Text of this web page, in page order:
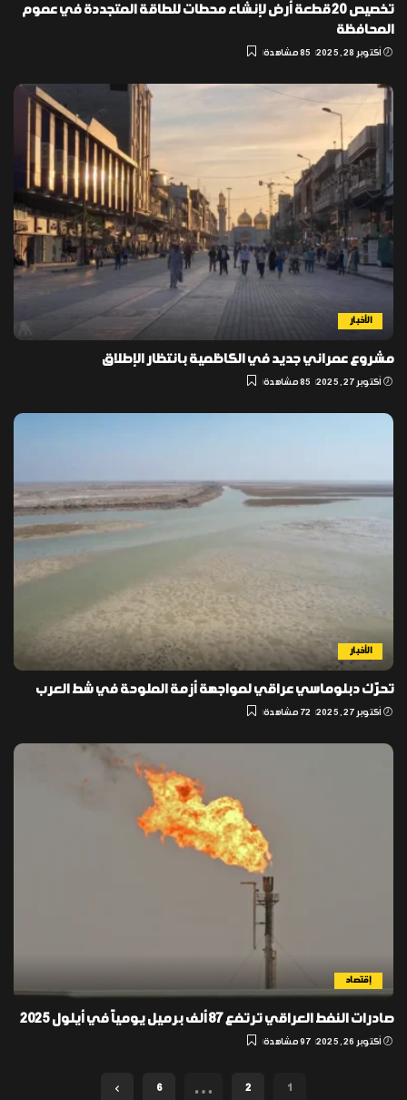
تخصيص 20 قطعة أرض لإنشاء محطات للطاقة المتجددة في عموم
المحافظة
أكتوبر 28, 2025 85 مشاهدة
الأخبار
مشروع عمراني جديد في الكاظمية بانتظار الإطلاق
أكتوبر 27, 2025 85 مشاهدة
الأخبار
تحرّك دبلوماسي عراقي لمواجهة أزمة الملوحة في شط العرب
أكتوبر 27, 2025 72 مشاهدة
إقتصاد
صادرات النفط العراقي ترتفع 87 ألف برميل يومياً في أيلول 2025
أكتوبر 26, 2025 97 مشاهدة
1
2
…
6